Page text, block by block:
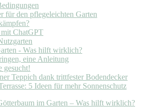
für den pflegeleichten Garten
mit ChatGPT
- Was hilft wirklich?
eine Anleitung
gesucht!
Teppich dank trittfester Bodendecker
5 Ideen für mehr Sonnenschutz
im Garten – Was hilft wirklich?